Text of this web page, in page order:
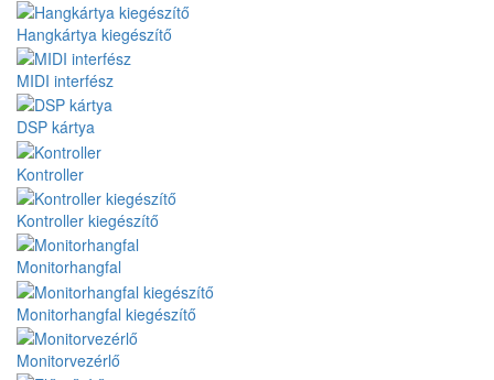
Hangkártya kiegészítő
MIDI interfész
DSP kártya
Kontroller
Kontroller kiegészítő
Monitorhangfal
Monitorhangfal kiegészítő
Monitorvezérlő